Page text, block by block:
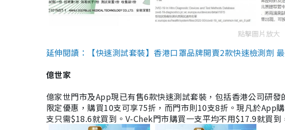
點擊圖片放大
延伸閱讀：【快速測試套裝】香港口罩品牌開賣2款快速檢測劑
億世家
億家世門市及App現已有售6款快速測試套裝，包括香港公司研
限定優惠，購買10支可享75折，而門市則10支8折。現凡於
支只需$18.6就買到。V-Chek門市購買一支平均不用$17.9就買到